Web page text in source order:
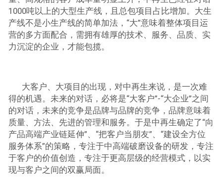
1000吨以上的大型生产线，且总包项目占比增加。大生
产线不是小生产线的简单加法，“大”意味着整体项目运
营的多方面配合，需拥有雄厚的技术、服务、品质、实
力沉淀的企业，才能包揽。
大客户、大项目的出现，对中再生来说，是一次难
得的机遇。未来的对话，必将是“大客户”-“大企业”之间
的对话，未来的竞争是品牌与品牌的竞争，品牌意味着
质量、方法、先进的管理和服务。于是中再生确定了“向
产品高端产业链延伸”、“把客户当朋友”、“建设全方位
服务体系”的策略，专注于中高端破磨设备的研发，专注
于客户的价值创造，专注于更高层级的经营模式，以实
现与客户之间的双赢局面。